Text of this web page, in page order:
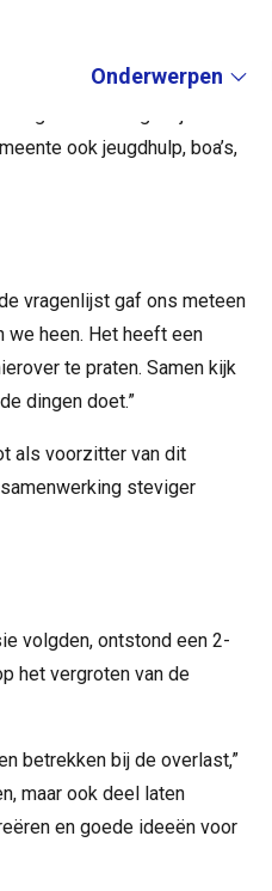
Submenu:
Onderwerpen
methode voor deze
ook jeugdhulp, boa’s,
vragenlijst gaf ons meteen
we heen. Het heeft een
te praten. Samen kijk
dingen doet.”
als voorzitter van dit
steviger
volgden, ontstond een 2-
het vergroten van de
betrekken bij de overlast,”
maar ook deel laten
en goede ideeën voor